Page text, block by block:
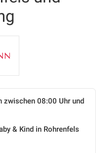
zwischen 08:00 Uhr und
& Kind in Rohrenfels